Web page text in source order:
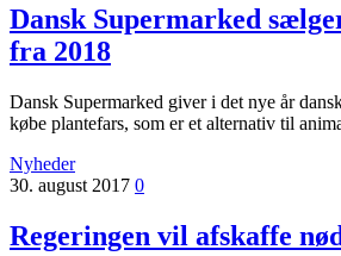
Dansk Supermarked
fra 2018
Dansk Supermarked giver i det nye år
købe plantefars, som er et alternativ til
Nyheder
30. august 2017 0
Regeringen vil afskaffe